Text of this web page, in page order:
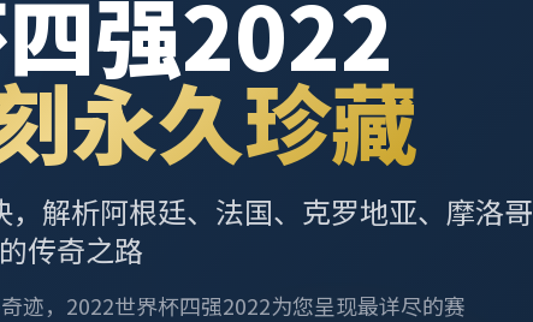
强2022
永久珍藏
解析阿根廷、法国、克罗地亚、摩洛哥
的传奇之路
迹，2022世界杯四强2022为您呈现最详尽的赛